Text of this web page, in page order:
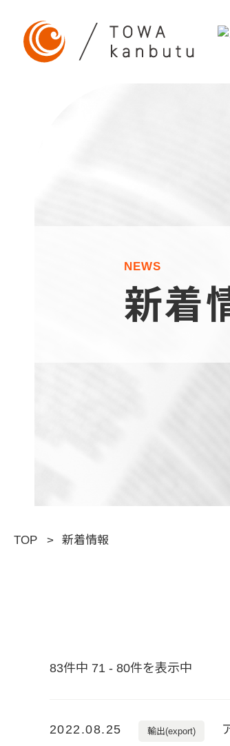
NEWS
新着
TOP 新着情報
83件中 71 - 80件を表示中
2022.08.25 輸出(export)